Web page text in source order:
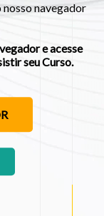
nosso navegador
e acesse
seu Curso.